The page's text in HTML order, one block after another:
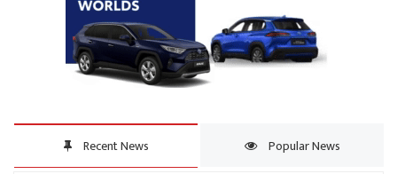
Recent News Popular News